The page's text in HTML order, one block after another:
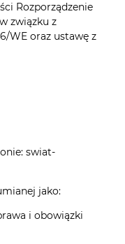
95,00 zł
142,00 zł
Rozporządzenie
związku z
WE oraz ustawę z
swiat-
jako:
i obowiązki